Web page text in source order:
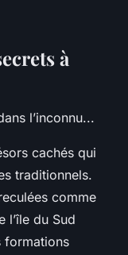
à
l’inconnu...
cachés qui
traditionnels.
comme
l’île du Sud
formations